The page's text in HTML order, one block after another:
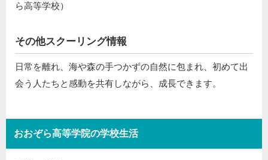
ら高等学校）
その他スクーリング情報
日常を離れ、海や森の手つかずの自然に包まれ、初めて出
会う人たちと感動を共有しながら、成長できます。
おおぞら高等学院の学校生活